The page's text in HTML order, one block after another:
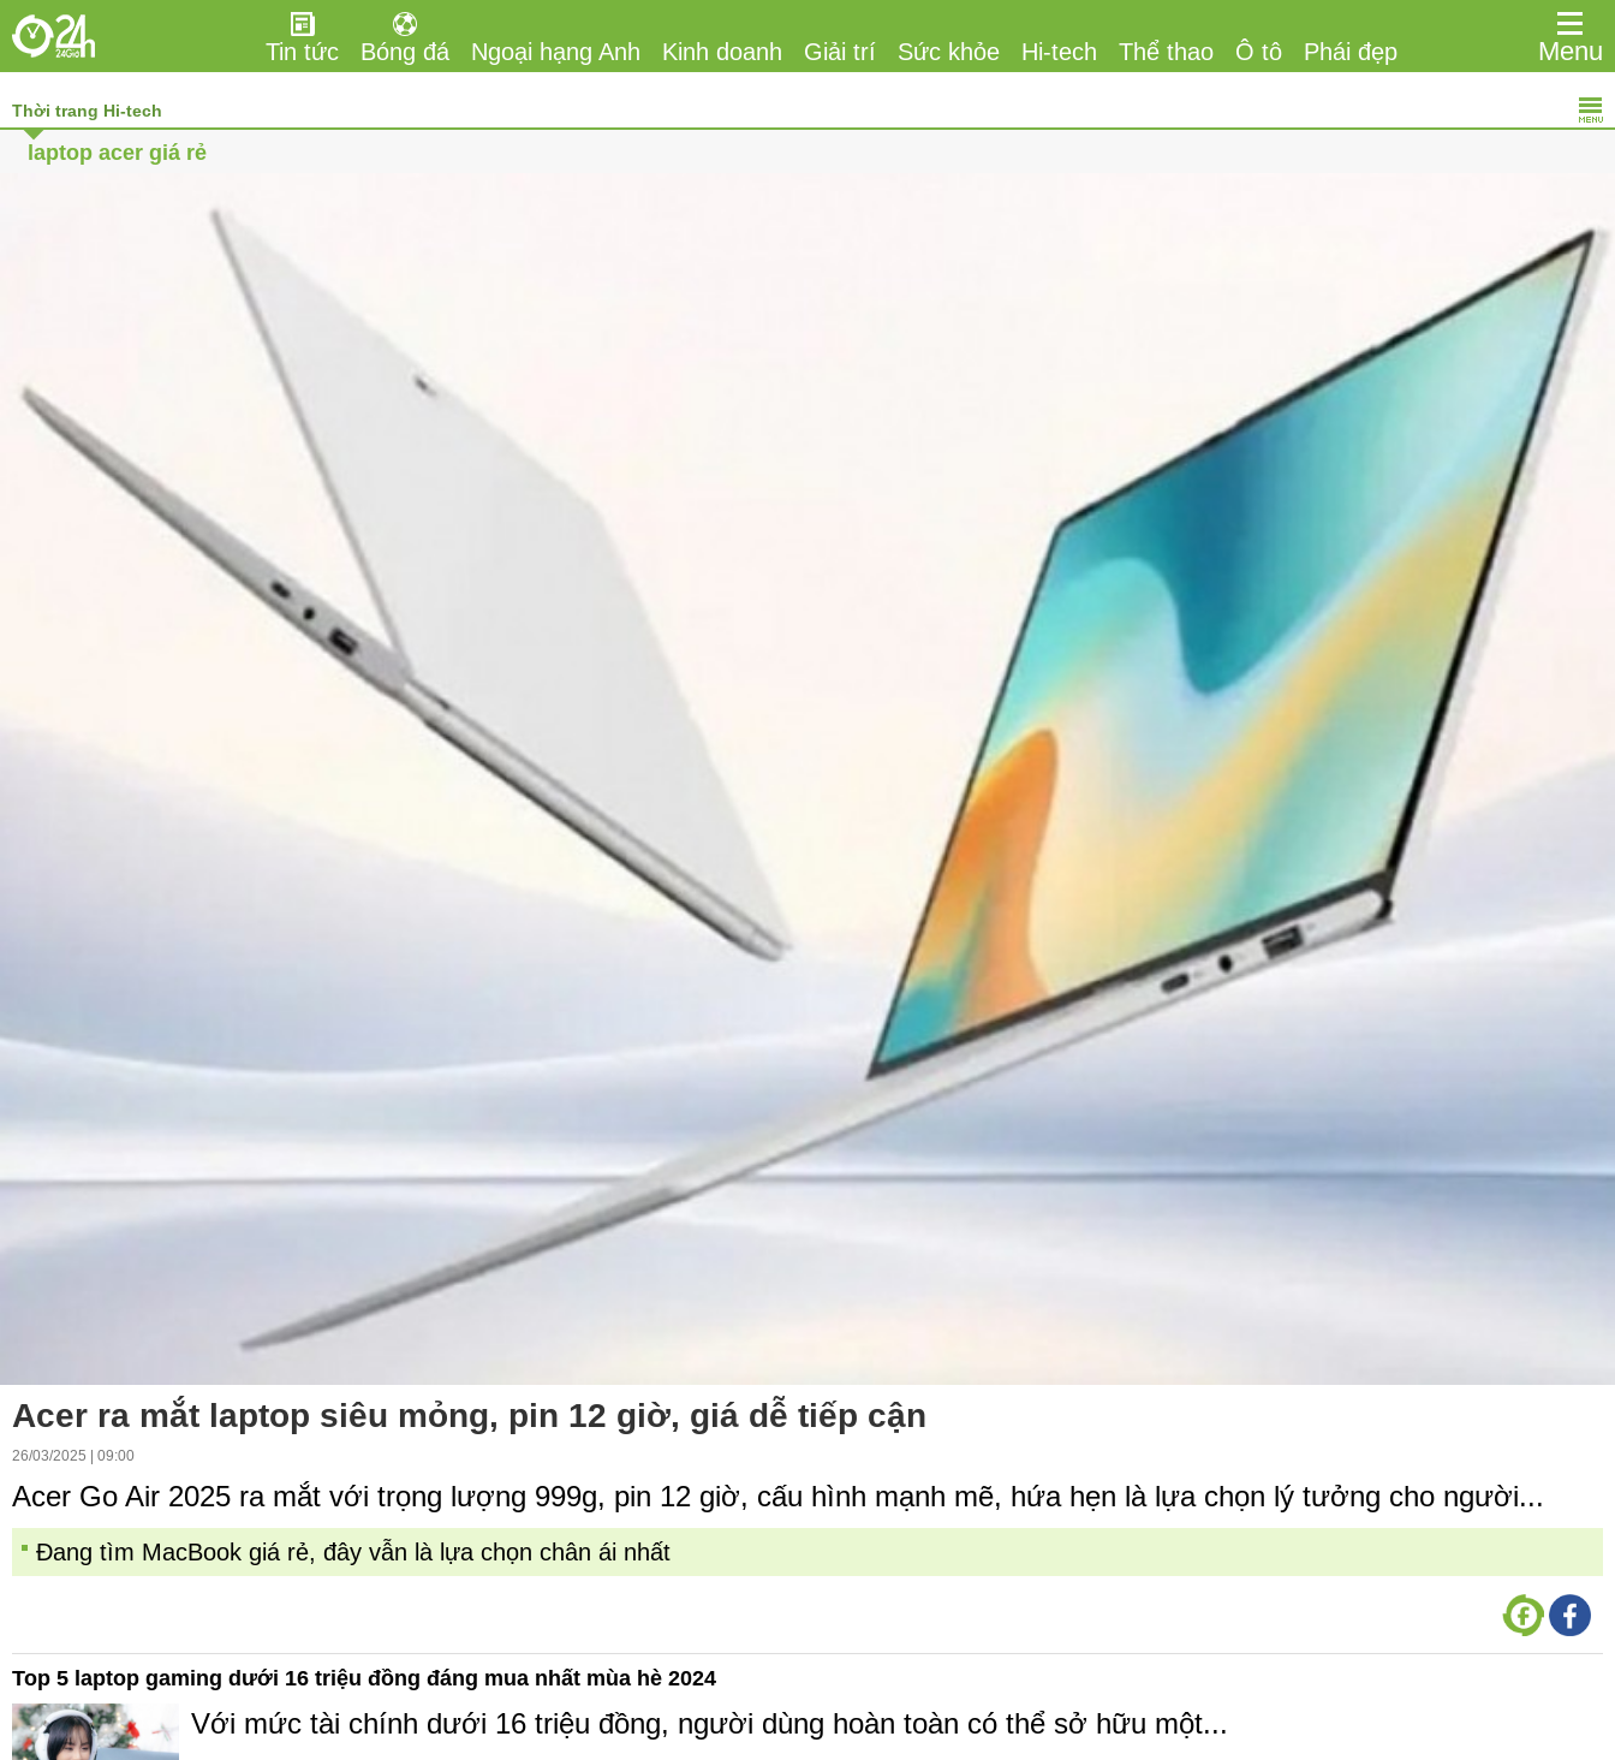
Menu
Tin tức Bóng đá Ngoại hạng Anh Kinh doanh Giải trí Sức khỏe Hi-tech Thể thao Ô tô Phái đẹp
Thời trang Hi-tech
laptop acer giá rẻ
Acer ra mắt laptop siêu mỏng, pin 12 giờ, giá dễ tiếp cận
26/03/2025 | 09:00
Acer Go Air 2025 ra mắt với trọng lượng 999g, pin 12 giờ, cấu hình mạnh mẽ, hứa hẹn là lựa chọn lý tưởng cho người...
Đang tìm MacBook giá rẻ, đây vẫn là lựa chọn chân ái nhất
Top 5 laptop gaming dưới 16 triệu đồng đáng mua nhất mùa hè 2024
Với mức tài chính dưới 16 triệu đồng, người dùng hoàn toàn có thể sở hữu một...